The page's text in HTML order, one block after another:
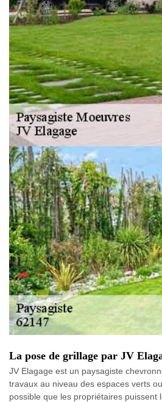
La pose de grillage par JV
JV Elagage est un paysagiste
travaux au niveau des espaces verts
possible que les propriétaires puissent